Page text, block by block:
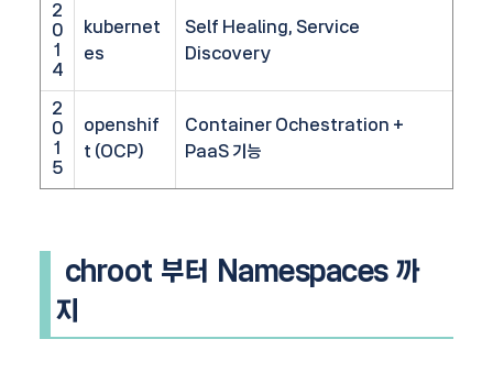
2
0
1
4
kubernet
es
Self Healing, Service
Discovery
2
0
1
5
openshif
t (OCP)
Container Ochestration +
PaaS 기능
chroot 부터 Namespaces 까
지